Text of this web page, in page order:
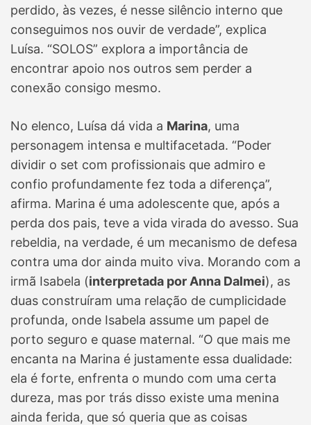
perdido, às vezes, é nesse silêncio interno que
conseguimos nos ouvir de verdade”, explica
Luísa. “SOLOS” explora a importância de
encontrar apoio nos outros sem perder a
conexão consigo mesmo.
No elenco, Luísa dá vida a Marina, uma
personagem intensa e multifacetada. “Poder
dividir o set com profissionais que admiro e
confio profundamente fez toda a diferença”,
afirma. Marina é uma adolescente que, após a
perda dos pais, teve a vida virada do avesso. Sua
rebeldia, na verdade, é um mecanismo de defesa
contra uma dor ainda muito viva. Morando com a
irmã Isabela (interpretada por Anna Dalmei), as
duas construíram uma relação de cumplicidade
profunda, onde Isabela assume um papel de
porto seguro e quase maternal. “O que mais me
encanta na Marina é justamente essa dualidade:
ela é forte, enfrenta o mundo com uma certa
dureza, mas por trás disso existe uma menina
ainda ferida, que só queria que as coisas